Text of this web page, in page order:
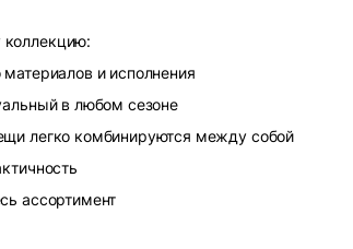
и исполнения
в любом сезоне
легко комбинируются между собой
ассортимент